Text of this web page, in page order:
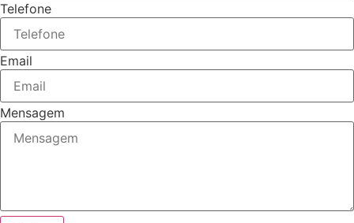
Telefone
Email
Mensagem